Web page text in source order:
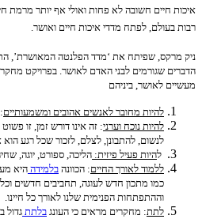
חשובה לא פחות ואולי אף יותר מרמת חיים,
לפתח מדדי איכות חיים ואושר.
שפיתח את ‘מדד הפלנטה המאושרת’, התבקש
לבני האדם לאושר. בפרויקט מחקרי גדול
ביניהם
מחובר לאנשים אהובים ומשמעותיים: חברות
נוכח וערני: זה אינו דורש זמן, זו פשוט
להתבונן, לצלם, לזכור שכל רגע הוא אינסוף.
היות פעיל פיזית:הליכה, ספורט, יוגה, שחיה,
לאורך החיים: הכוונהבלמידההיא מעבר לידע,
מתכון חדש לעוגה, תחביבים חדשים וכל דבר
הפנימית שלנו לאורך כל חיינו.
: מחקרים מראים כי העונגבלתתגדול בהרבה